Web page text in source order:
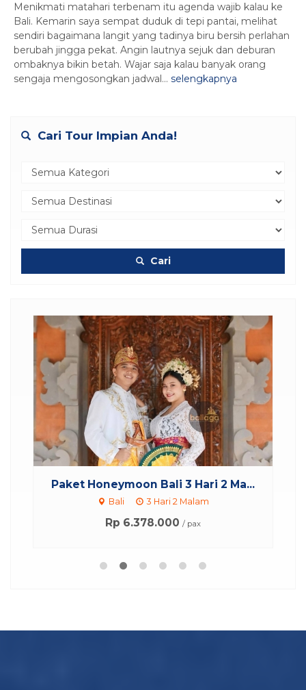
Menikmati matahari terbenam itu agenda wajib kalau ke
Bali. Kemarin saya sempat duduk di tepi pantai, melihat
sendiri bagaimana langit yang tadinya biru bersih perlahan
berubah jingga pekat. Angin lautnya sejuk dan deburan
ombaknya bikin betah. Wajar saja kalau banyak orang
sengaja mengosongkan jadwal... selengkapnya
Cari Tour Impian Anda!
Cari
Paket Honeymoon Bali 3 Hari 2 Ma...
Bali 3 Hari 2 Malam
Rp 6.378.000 / pax